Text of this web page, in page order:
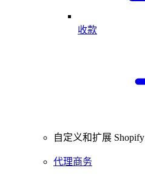
收款
自定义和扩展 Shopify
代理商务